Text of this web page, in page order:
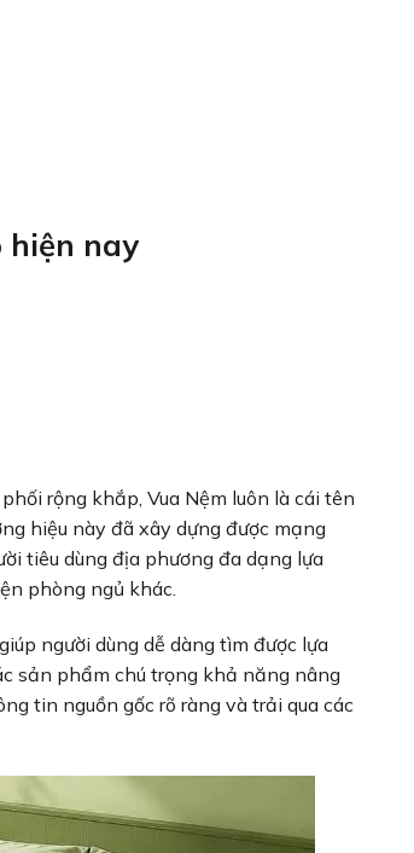
hiện nay
rộng khắp, Vua Nệm luôn là cái tên
hiệu này đã xây dựng được mạng
tiêu dùng địa phương đa dạng lựa
phòng ngủ khác.
người dùng dễ dàng tìm được lựa
sản phẩm chú trọng khả năng nâng
tin nguồn gốc rõ ràng và trải qua các